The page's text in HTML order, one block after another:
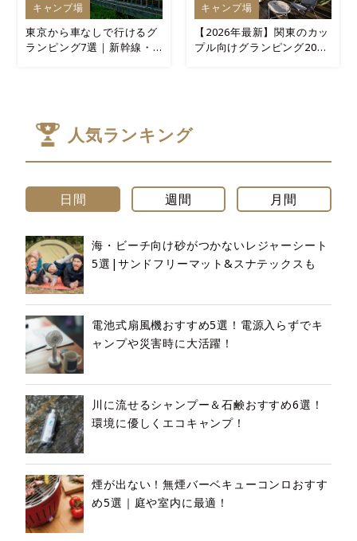
キャンプ場
東京から車なしで行けるグ
ランピング7選｜新幹線・
キャンプ場
【2026年最新】関東のカッ
プル向けグランピング20選
人気ランキング
日間 週間 月間
海・ビーチ向け砂がつかないレジャーシート
5選|サンドフリーマット&スナテックスも
電池式扇風機おすすめ5選！電源入らずでキ
ャンプや災害時に大活躍！
川に流せるシャンプー＆石鹸おすすめ6選！
環境に優しくエコキャンプ！
煙が出ない！無煙バーベキューコンロおすす
め5選｜庭や室内に最適！